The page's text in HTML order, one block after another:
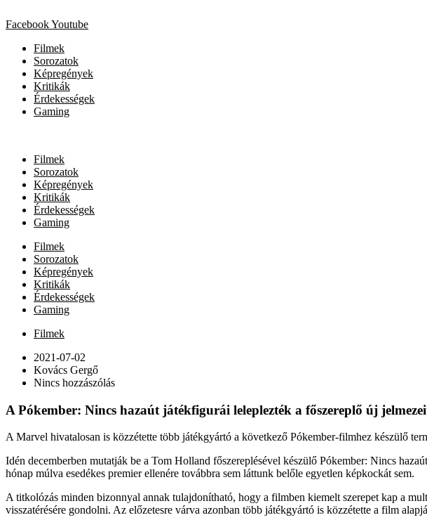
FacebookYoutube
Filmek
Sorozatok
Képregények
Kritikák
Érdekességek
Gaming
Filmek
Sorozatok
Képregények
Kritikák
Érdekességek
Gaming
Filmek
Sorozatok
Képregények
Kritikák
Érdekességek
Gaming
Filmek
2021-07-02
Kovács Gergő
Nincs hozzászólás
A Pókember: Nincs hazaút játékfigurái leleplezték a főszereplő új
A Marvel hivatalosan is közzétette több játékgyártó a következő Pókember-filmhez készülő
Idén decemberben mutatják be a Tom Holland főszereplésével készülő Pókember: Nincs
hónap múlva esedékes premier ellenére továbbra sem láttunk belőle egyetlen képkockát sem.
A titkolózás minden bizonnyal annak tulajdonítható, hogy a filmben kiemelt szerepet kap a
visszatérésére gondolni. Az előzetesre várva azonban több játékgyártó is közzétette a film